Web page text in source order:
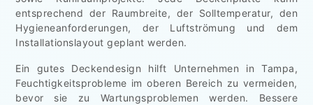
entsprechend der Raumbreite, der Solltemperatur, den
Hygieneanforderungen, der Luftströmung und dem
Installationslayout geplant werden.
Ein gutes Deckendesign hilft Unternehmen in Tampa,
Feuchtigkeitsprobleme im oberen Bereich zu vermeiden,
bevor sie zu Wartungsproblemen werden. Bessere